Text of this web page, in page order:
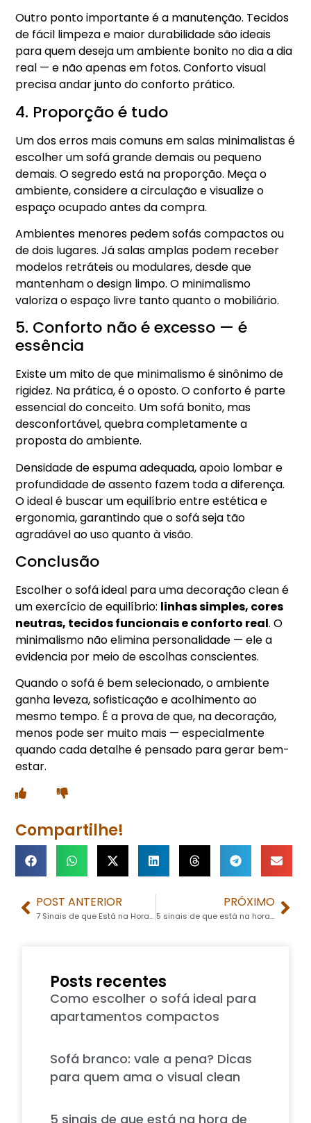
Outro ponto importante é a manutenção. Tecidos
de fácil limpeza e maior durabilidade são ideais
para quem deseja um ambiente bonito no dia a dia
real — e não apenas em fotos. Conforto visual
precisa andar junto do conforto prático.
4. Proporção é tudo
Um dos erros mais comuns em salas minimalistas é
escolher um sofá grande demais ou pequeno
demais. O segredo está na proporção. Meça o
ambiente, considere a circulação e visualize o
espaço ocupado antes da compra.
Ambientes menores pedem sofás compactos ou
de dois lugares. Já salas amplas podem receber
modelos retráteis ou modulares, desde que
mantenham o design limpo. O minimalismo
valoriza o espaço livre tanto quanto o mobiliário.
5. Conforto não é excesso — é
essência
Existe um mito de que minimalismo é sinônimo de
rigidez. Na prática, é o oposto. O conforto é parte
essencial do conceito. Um sofá bonito, mas
desconfortável, quebra completamente a
proposta do ambiente.
Densidade de espuma adequada, apoio lombar e
profundidade de assento fazem toda a diferença.
O ideal é buscar um equilíbrio entre estética e
ergonomia, garantindo que o sofá seja tão
agradável ao uso quanto à visão.
Conclusão
Escolher o sofá ideal para uma decoração clean é
um exercício de equilíbrio: linhas simples, cores
neutras, tecidos funcionais e conforto real. O
minimalismo não elimina personalidade — ele a
evidencia por meio de escolhas conscientes.
Quando o sofá é bem selecionado, o ambiente
ganha leveza, sofisticação e acolhimento ao
mesmo tempo. É a prova de que, na decoração,
menos pode ser muito mais — especialmente
quando cada detalhe é pensado para gerar bem-
estar.
Compartilhe!
POST ANTERIOR
7 Sinais de que Está na Hora de Trocar Seu Colchão
PRÓXIMO
5 sinais de que está na hora de trocar o seu sofá
Posts recentes
Como escolher o sofá ideal para
apartamentos compactos
Sofá branco: vale a pena? Dicas
para quem ama o visual clean
5 sinais de que está na hora de